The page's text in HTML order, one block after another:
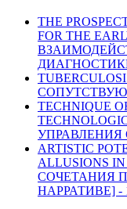
THE
FOR THE
TECHNIQUE
ARTISTIC
ALLUSIONS
СОЧЕТАНИЯ
НАРРАТИВЕ] -